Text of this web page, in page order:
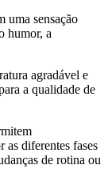
uma sensação
humor, a
agradável e
a qualidade de
as diferentes fases
de rotina ou